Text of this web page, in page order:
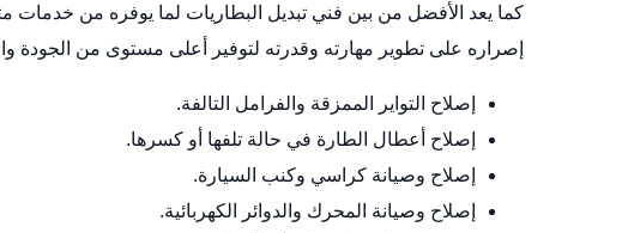
كما يعد الأفضل من بين فني تبديل البطاريات لما يوفره من خدمات
إصراره على تطوير مهارته وقدرته لتوفير أعلى مستوى من الجودة
إصلاح التواير الممزقة والفرامل التالفة.
إصلاح أعطال الطارة في حالة تلفها أو كسرها.
إصلاح وصيانة كراسي وكنب السيارة.
إصلاح وصيانة المحرك والدوائر الكهربائية.